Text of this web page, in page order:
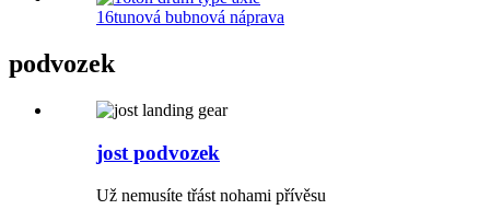
16tunová bubnová náprava
podvozek
jost podvozek
Už nemusíte třást nohami přívěsu